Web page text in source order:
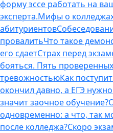
форму эссе работать на
эксперта.Мифы о
абитуриентов
провалитьЧто такое
его сдаетСтрах перед
бояться. Пять
тревожностьюКак
окончил давно, а ЕГЭ
значит заочное обучение?
одновременно: а что, так
после колледжа?Скоро